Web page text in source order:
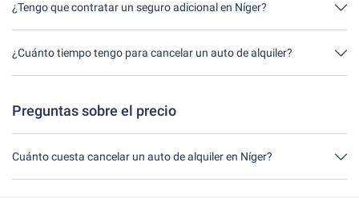
alquiler más tarde de lo indicado al hacer la reservación.
¿Tengo que contratar un seguro adicional en Níger?
Lo mejor es contratar un seguro a todo riesgo sin franquicia a
adicional in situ.
¿Cuánto tiempo tengo para cancelar un auto de alquiler?
Tienes hasta 24 horas antes del alquiler dentro del horario de
Preguntas sobre el precio
Cuánto cuesta cancelar un auto de alquiler en Níger?
Hasta 24 horas antes del alquiler, la cancelación durante el